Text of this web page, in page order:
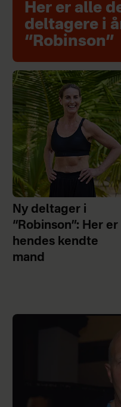
Her er alle
deltagere i
“Robinson”
Ny deltager i
“Robinson”: Her er
hendes kendte
mand